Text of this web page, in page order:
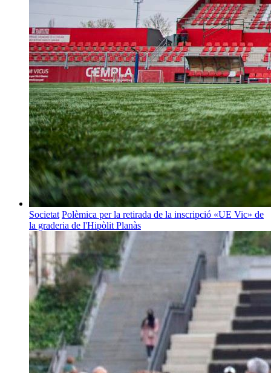
Societat Polèmica per la retirada de la inscripció «UE Vic» de
la graderia de l'Hipòlit Planàs